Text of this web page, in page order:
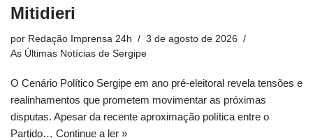
Mitidieri
por Redação Imprensa 24h
3 de agosto de 2026
As Últimas Notícias de Sergipe
O Cenário Político Sergipe em ano pré-eleitoral revela tensões e
realinhamentos que prometem movimentar as próximas
disputas. Apesar da recente aproximação política entre o
Partido… Continue a ler »